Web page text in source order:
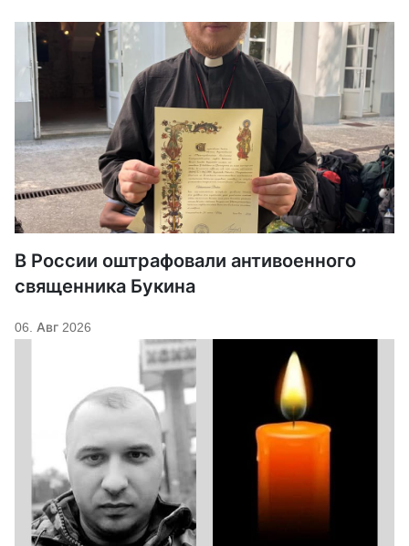
В России оштрафовали антивоенного
священника Букина
06. Авг 2026